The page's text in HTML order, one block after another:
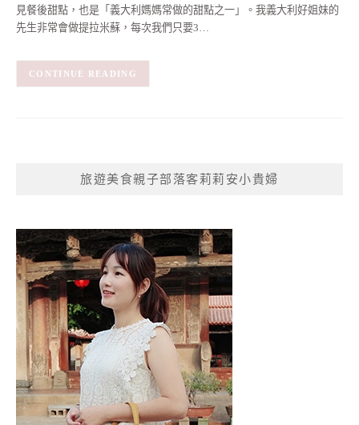
見餐後甜點，也是「義大利媽媽常做的甜點之一」。我義大利好姐妹的
先生非常會做提拉米蘇，每次我們只要3…
CONTINUE READING
旅遊美食親子部落客莉莉安小貴婦